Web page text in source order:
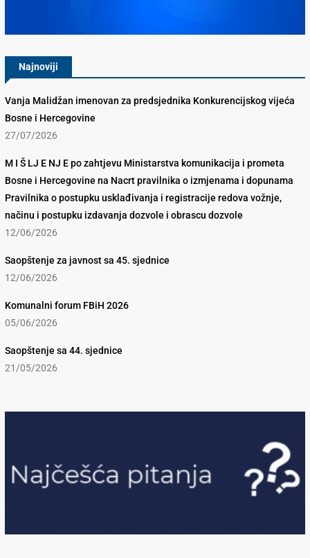
Najnoviji
Vanja Malidžan imenovan za predsjednika Konkurencijskog vijeća
Bosne i Hercegovine
27/07/2026
M I Š LJ E NJ E po zahtjevu Ministarstva komunikacija i prometa
Bosne i Hercegovine na Nacrt pravilnika o izmjenama i dopunama
Pravilnika o postupku usklađivanja i registracije redova vožnje,
načinu i postupku izdavanja dozvole i obrascu dozvole
12/06/2026
Saopštenje za javnost sa 45. sjednice
12/06/2026
Komunalni forum FBiH 2026
05/06/2026
Saopštenje sa 44. sjednice
21/05/2026